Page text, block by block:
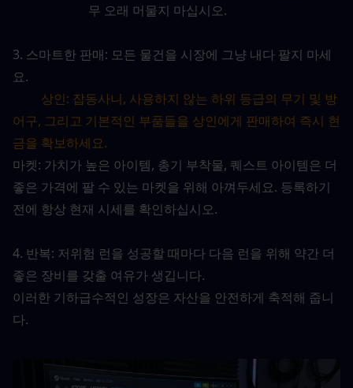
무 오래 머물지 마십시오.
3. 스마트한 판매: 모든 물건을 시장에 그냥 내다 팔지 마세
요.
상인: 잡동사니, 사용하지 않는 하위 등급의 무기 및 방
어구, 그리고 기본적인 부품들을 상인에게 판매하여 즉시 현
금을 확보하세요.
마켓: 가치가 높은 아이템, 총기 부착물, 퀘스트 아이템은 더
좋은 가격에 팔 수 있는 마켓을 위해 아껴두세요. 등록하기
전에 항상 현재 시세를 확인하십시오.
4. 반복: 저위험 런을 성공할 때마다 다음 런을 위해 약간 더
좋은 장비를 갖출 여유가 생깁니다.
이러한 기하급수적인 성장은 자산을 안전하게 축적해 줍니
다.